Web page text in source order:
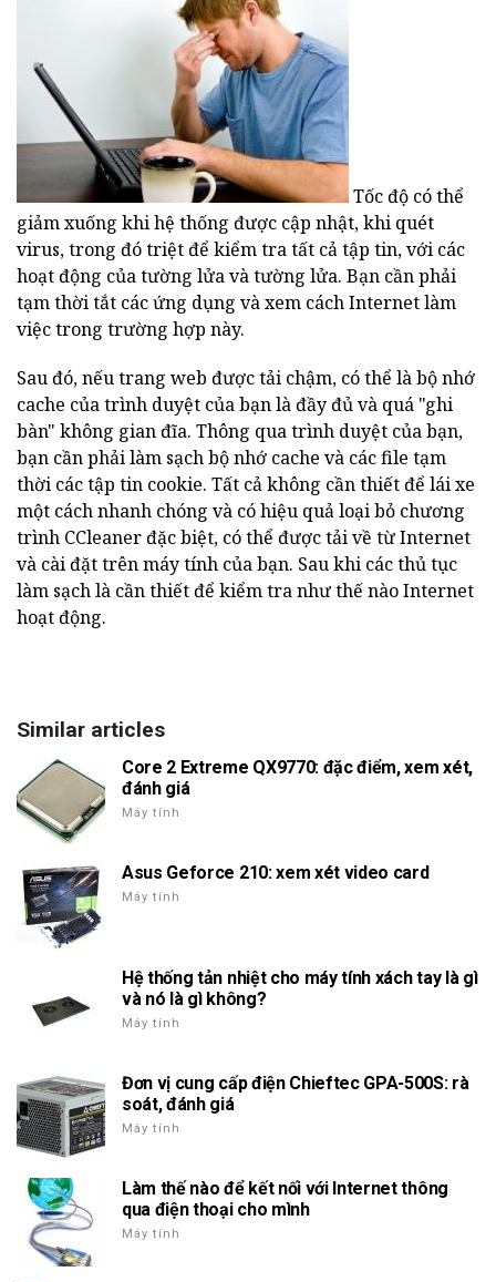
Tốc độ có thể
giảm xuống khi hệ thống được cập nhật, khi quét
virus, trong đó triệt để kiểm tra tất cả tập tin, với các
hoạt động của tường lửa và tường lửa. Bạn cần phải
tạm thời tắt các ứng dụng và xem cách Internet làm
việc trong trường hợp này.
Sau đó, nếu trang web được tải chậm, có thể là bộ nhớ
cache của trình duyệt của bạn là đầy đủ và quá "ghi
bàn" không gian đĩa. Thông qua trình duyệt của bạn,
bạn cần phải làm sạch bộ nhớ cache và các file tạm
thời các tập tin cookie. Tất cả không cần thiết để lái xe
một cách nhanh chóng và có hiệu quả loại bỏ chương
trình CCleaner đặc biệt, có thể được tải về từ Internet
và cài đặt trên máy tính của bạn. Sau khi các thủ tục
làm sạch là cần thiết để kiểm tra như thế nào Internet
hoạt động.
Similar articles
Core 2 Extreme QX9770: đặc điểm, xem xét,
đánh giá
Máy tính
Asus Geforce 210: xem xét video card
Máy tính
Hệ thống tản nhiệt cho máy tính xách tay là gì
và nó là gì không?
Máy tính
Đơn vị cung cấp điện Chieftec GPA-500S: rà
soát, đánh giá
Máy tính
Làm thế nào để kết nối với Internet thông
qua điện thoại cho mình
Máy tính